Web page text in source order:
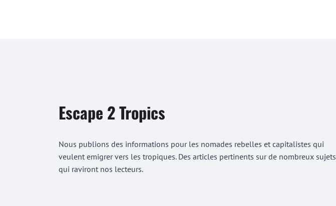
Escape 2 Tropics
Nous publions des informations pour les nomades rebelles et capitalistes qui
veulent emigrer vers les tropiques. Des articles pertinents sur de nombreux sujets
qui raviront nos lecteurs.